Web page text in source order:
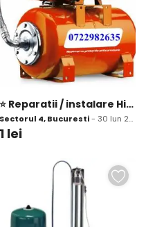
⭐ Reparatii / instalare Hidofoare casnice
Sectorul 4, Bucuresti- 30 Iun 2026
1 lei